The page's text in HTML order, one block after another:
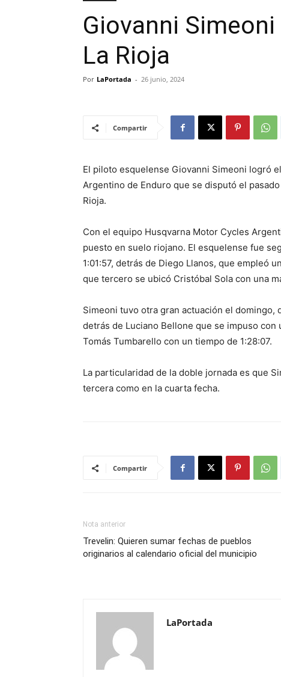
Giovanni
La Rioja
Por LaPortada - 26 junio, 2024
Compartir
El piloto esquelense Giovanni Simeoni logró
Argentino de Enduro que se disputó el
Rioja.
Con el equipo Husqvarna Motor Cycles
puesto en suelo riojano. El esquelense fue
1:01:57, detrás de Diego Llanos, que empleó
que tercero se ubicó Cristóbal Sola con una
Simeoni tuvo otra gran actuación el domingo,
detrás de Luciano Bellone que se impuso
Tomás Tumbarello con un tiempo de 1:28:07.
La particularidad de la doble jornada es que
tercera como en la cuarta fecha.
Compartir
Nota anterior
Trevelin: Quieren sumar fechas de pueblos
originarios al calendario oficial del municipio
LaPortada